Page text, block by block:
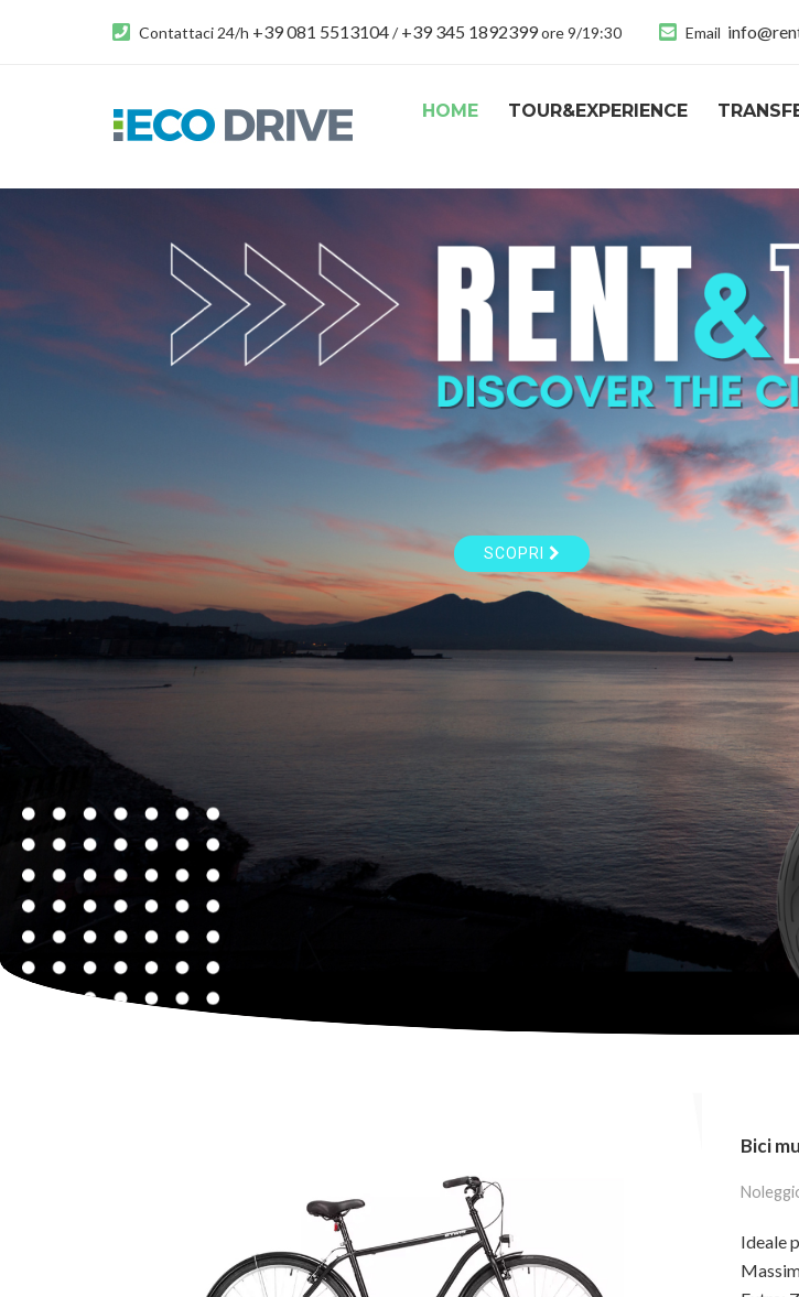
Contattaci 24/h +39 081 5513104/+39 345 1892399ore 9/19:30 Email
HOME TOUR&EXPERIENCE
SCOPRI
Bici
Ideale